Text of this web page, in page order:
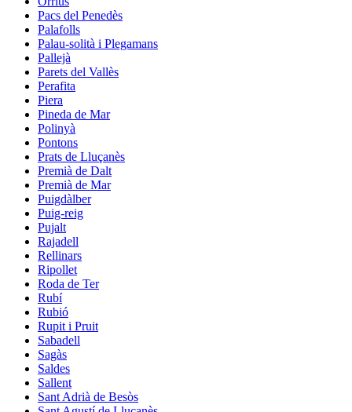
Pacs del Penedès
Palafolls
Palau-solità i Plegamans
Pallejà
Parets del Vallès
Perafita
Piera
Pineda de Mar
Polinyà
Pontons
Prats de Lluçanès
Premià de Dalt
Premià de Mar
Puigdàlber
Puig-reig
Pujalt
Rajadell
Rellinars
Ripollet
Roda de Ter
Rubí
Rubió
Rupit i Pruit
Sabadell
Sagàs
Saldes
Sallent
Sant Adrià de Besòs